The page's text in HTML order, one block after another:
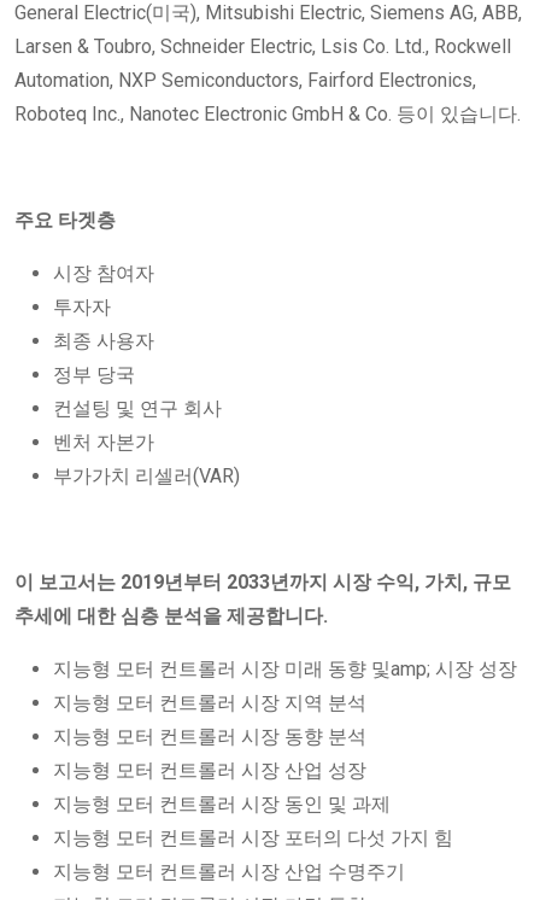
General Electric(미국), Mitsubishi Electric, Siemens AG, ABB,
Larsen & Toubro, Schneider Electric, Lsis Co. Ltd., Rockwell
Automation, NXP Semiconductors, Fairford Electronics,
Roboteq Inc., Nanotec Electronic GmbH & Co. 등이 있습니다.
주요 타겟층
시장 참여자
투자자
최종 사용자
정부 당국
컨설팅 및 연구 회사
벤처 자본가
부가가치 리셀러(VAR)
이 보고서는 2019년부터 2033년까지 시장 수익, 가치, 규모
추세에 대한 심층 분석을 제공합니다.
지능형 모터 컨트롤러 시장 미래 동향 및amp; 시장 성장
지능형 모터 컨트롤러 시장 지역 분석
지능형 모터 컨트롤러 시장 동향 분석
지능형 모터 컨트롤러 시장 산업 성장
지능형 모터 컨트롤러 시장 동인 및 과제
지능형 모터 컨트롤러 시장 포터의 다섯 가지 힘
지능형 모터 컨트롤러 시장 산업 수명주기